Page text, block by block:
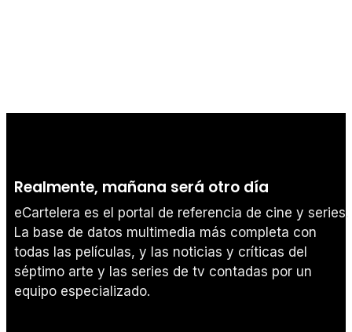
Realmente, mañana será otro día
eCartelera es el portal de referencia de cine y series.
La base de datos multimedia más completa con
todas las películas, y las noticias y críticas del
séptimo arte y las series de tv contadas por un
equipo especializado.